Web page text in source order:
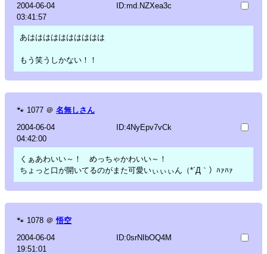
2004-06-04
03:41:57
ID:md.NZXea3c
あはははははははははは
もう笑うしかない！！
🐾 1077 ＠ 名無しさん
2004-06-04
04:42:00
ID:4NyEpv7vCk
くぁあわいい～！ めっちゃかわいい～！
ちょっと口が開いてるのがまた可愛いぃぃぃん（*´Д｀）ﾊｧﾊｧ
🐾 1078 ＠ 悟空
2004-06-04
19:51:01
ID:0srNIbOQ4M